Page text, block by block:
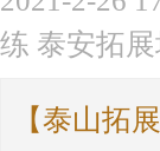
练 泰安拓展
【泰山拓